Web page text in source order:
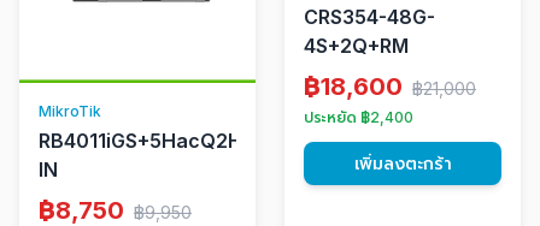
MikroTik
RB4011iGS+5HacQ2HnD-
IN
฿8,750 ฿9,950
CRS354-48G-
4S+2Q+RM
฿18,600 ฿21,000
ประหยัด ฿2,400
เพิ่มลงตะกร้า